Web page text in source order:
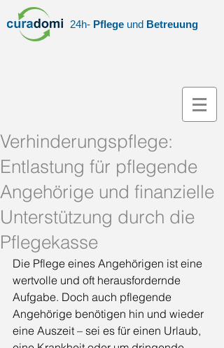
24h- Pflege und Betreuung
Verhinderungspflege:
Entlastung für pflegende
Angehörige und finanzielle
Unterstützung durch die
Pflegekasse
Die Pflege eines Angehörigen ist eine
wertvolle und oft herausfordernde
Aufgabe. Doch auch pflegende
Angehörige benötigen hin und wieder
eine Auszeit – sei es für einen Urlaub,